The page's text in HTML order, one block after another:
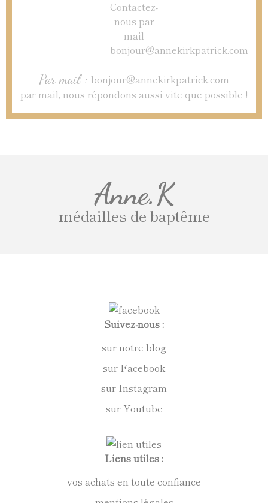
Par mail : bonjour@annekirkpatrick.com
par mail, nous répondons aussi vite que possible !
Anne.K
médailles de baptême
Suivez-nous :
sur notre blog
sur Facebook
sur Instagram
sur Youtube
Liens utiles :
vos achats en toute confiance